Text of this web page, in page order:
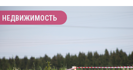
НЕДВИЖИМОСТЬ